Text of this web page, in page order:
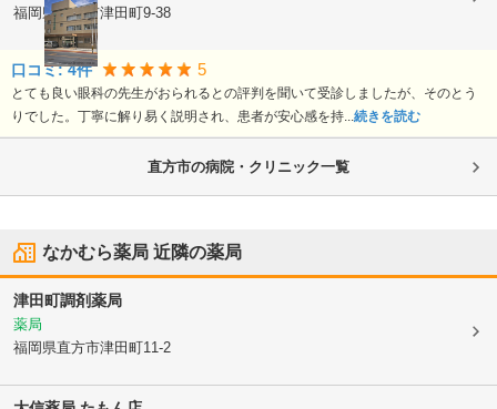
福岡県直方市津田町9-38
口コミ:4件 5
とても良い眼科の先生がおられるとの評判を聞いて受診しましたが、そのとう
りでした。丁寧に解り易く説明され、患者が安心感を持...続きを読む
直方市の病院・クリニック一覧
なかむら薬局 近隣の薬局
津田町調剤薬局
薬局
福岡県直方市津田町11-2